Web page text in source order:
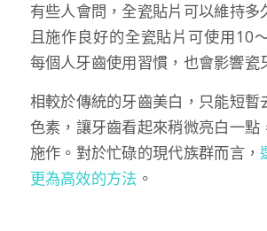
有些人會問，全瓷貼片可以維持多
且施作良好的全瓷貼片可使用10
每個人牙齒使用習慣，也會影響瓷
相較於傳統的牙齒美白，只能短暫
色素，讓牙齒看起來稍微亮白一點
施作。對於忙碌的現代族群而言，
更為高效的方法 。